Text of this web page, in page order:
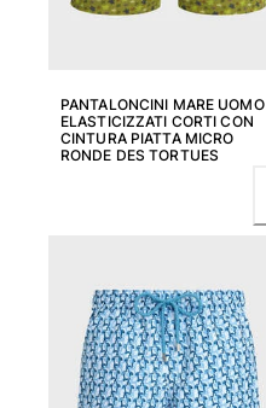
PANTALONCINI MARE UOMO
ELASTICIZZATI CORTI CON
CINTURA PIATTA MICRO
RONDE DES TORTUES